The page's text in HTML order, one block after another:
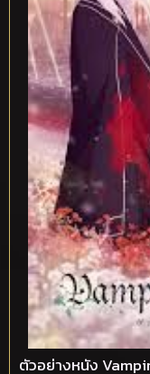
ตัวอย่างหนัง